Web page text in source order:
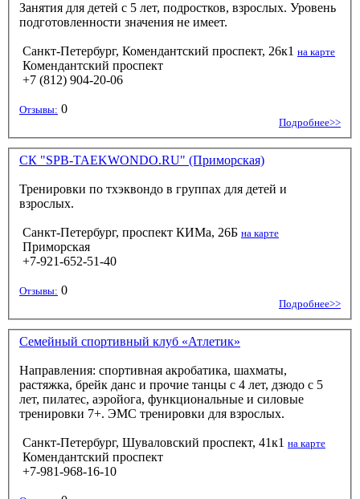
Занятия для детей с 5 лет, подростков, взрослых. Уровень
подготовленности значения не имеет.
Санкт-Петербург, Комендантский проспект, 26к1 на карте
Комендантский проспект
+7 (812) 904-20-06
Отзывы: 0
Подробнее>>
СК "SPB-TAEKWONDO.RU" (Приморская)
Тренировки по тхэквондо в группах для детей и
взрослых.
Санкт-Петербург, проспект КИМа, 26Б на карте
Приморская
+7-921-652-51-40
Отзывы: 0
Подробнее>>
Семейный спортивный клуб «Атлетик»
Направления: спортивная акробатика, шахматы,
растяжка, брейк данс и прочие танцы с 4 лет, дзюдо с 5
лет, пилатес, аэройога, функциональные и силовые
тренировки 7+. ЭМС тренировки для взрослых.
Санкт-Петербург, Шуваловский проспект, 41к1 на карте
Комендантский проспект
+7-981-968-16-10